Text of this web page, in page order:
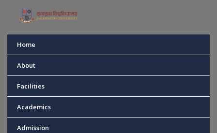
Home
About
Facilities
Academics
Admission
Home News